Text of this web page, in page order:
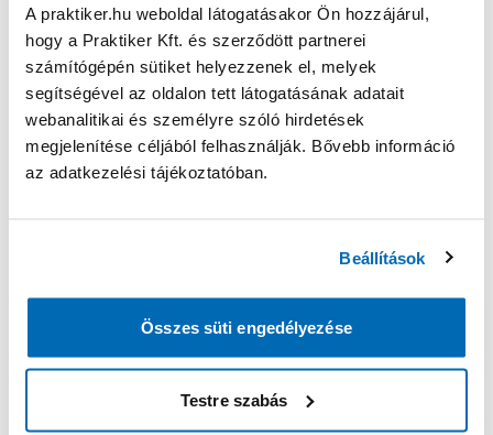
A praktiker.hu weboldal látogatásakor Ön hozzájárul,
hogy a Praktiker Kft. és szerződött partnerei
számítógépén sütiket helyezzenek el, melyek
segítségével az oldalon tett látogatásának adatait
webanalitikai és személyre szóló hirdetések
megjelenítése céljából felhasználják. Bővebb információ
az adatkezelési tájékoztatóban.
Beállítások
Összes süti engedélyezése
Testre szabás
Oldal újratöltése